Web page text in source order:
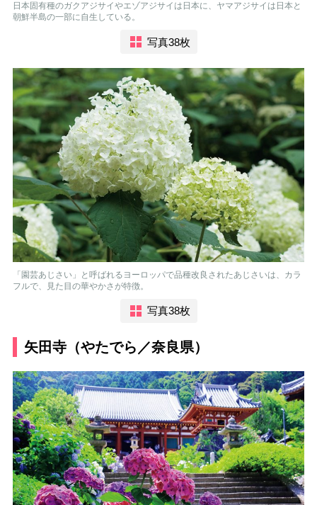
日本固有種のガクアジサイやエゾアジサイは日本に、ヤマアジサイは日本と
朝鮮半島の一部に自生している。
写真38枚
「園芸あじさい」と呼ばれるヨーロッパで品種改良されたあじさいは、カラ
フルで、見た目の華やかさが特徴。
写真38枚
矢田寺（やたでら／奈良県）